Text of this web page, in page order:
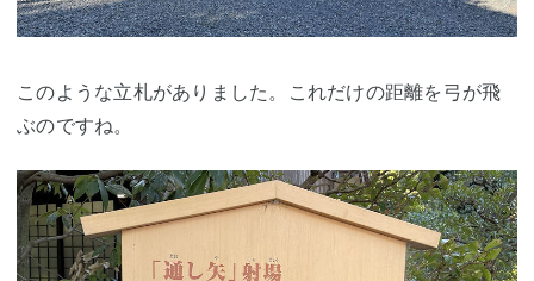
このような立札がありました。これだけの距離を弓が飛
ぶのですね。